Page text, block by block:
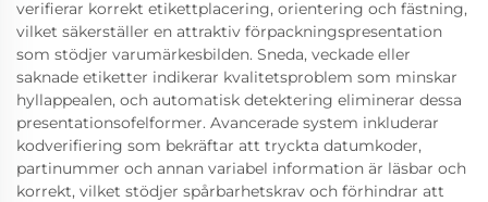
verifierar korrekt etikettplacering, orientering och fästning,
vilket säkerställer en attraktiv förpackningspresentation
som stödjer varumärkesbilden. Sneda, veckade eller
saknade etiketter indikerar kvalitetsproblem som minskar
hyllappealen, och automatisk detektering eliminerar dessa
presentationsofelformer. Avancerade system inkluderar
kodverifiering som bekräftar att tryckta datumkoder,
partinummer och annan variabel information är läsbar och
korrekt, vilket stödjer spårbarhetskrav och förhindrar att